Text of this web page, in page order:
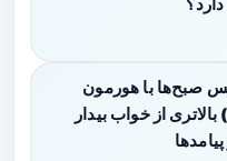
صبح‌ها با هورمون
از خواب بیدار